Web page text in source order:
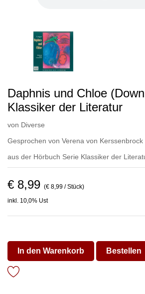
Daphnis und Chloe
Klassiker der Literatur
von Diverse
Gesprochen von Verena von Kerssenbrock
aus der Hörbuch Serie Klassiker der
€ 8,99 (€ 8,99 / Stück)
inkl. 10,0% Ust
In den Warenkorb Bestellen